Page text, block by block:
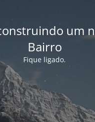
um
Bairro
Fique ligado.